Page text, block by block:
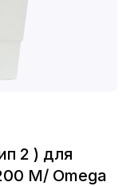
2 ) для
М/ Omega